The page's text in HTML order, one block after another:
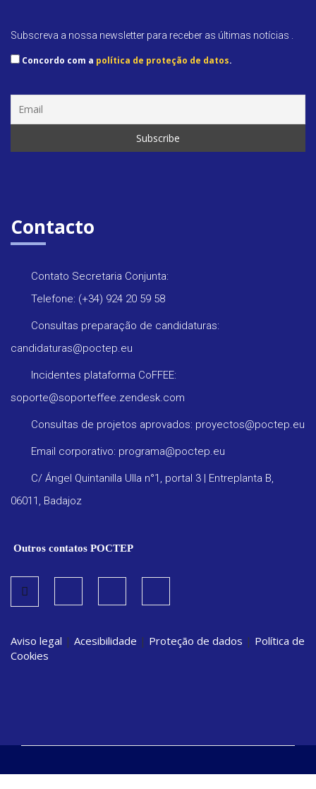
Subscreva a nossa newsletter para receber as últimas notícias .
Concordo com a política de proteção de datos.
Contacto
Contato Secretaria Conjunta:
Telefone: (+34) 924 20 59 58
Consultas preparação de candidaturas:
candidaturas@poctep.eu
Incidentes plataforma CoFFEE:
soporte@soporteffee.zendesk.com
Consultas de projetos aprovados: proyectos@poctep.eu
Email corporativo: programa@poctep.eu
C/ Ángel Quintanilla Ulla n°1, portal 3 | Entreplanta B,
06011, Badajoz
Outros contatos POCTEP
Aviso legal | Acesibilidade | Proteção de dados | Política de
Cookies